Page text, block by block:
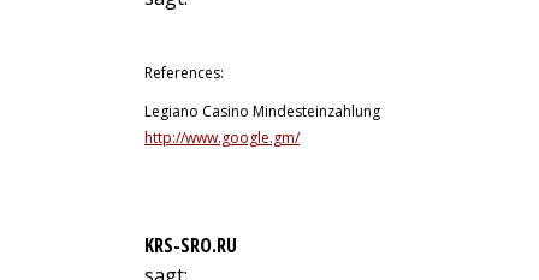
References:
Legiano Casino Mindesteinzahlung
http://www.google.gm/
KRS-SRO.RU